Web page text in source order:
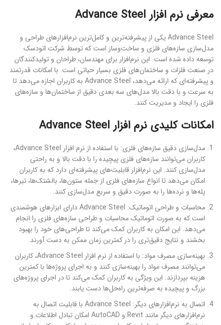
معرفی نرم افزار Advance Steel
Advance Steel یکی از پیشرفته‌ترین و کامل‌ترین نرم‌افزارهای طراحی و
مدل‌سازی سازه‌های فلزی و ساخت‌و‌ساز است که توسط شرکت اتودسک
توسعه داده شده است. این نرم‌افزار برای مهندسان، طراحان و تولیدکنندگان
در صنعت فلزات و ساختمان‌های فلزی بسیار حیاتی است. با امکانات قدرتمند
و پیشرفته‌ای که ارائه می‌دهد، Advance Steel به کاربران اجازه می‌دهد تا
به سرعت و با دقت بالا مدل‌های سه بعدی دقیق از ساختمان‌ها و سازه‌های
فلزی را ایجاد و مدیریت کنند.
امکانات کلیدی نرم افزار Advance Steel
مدل‌سازی دقیق سازه‌های فلزی: با استفاده از نرم افزار Advance Steel،
کاربران می‌توانند سازه‌های فلزی پیچیده را با دقت بالا و به راحتی
مدل‌سازی کنند. این نرم‌افزار قابلیت‌های پیشرفته‌ای دارد که به کاربران
امکان می‌دهد تا انواع سازه‌های فلزی از جمله ستون‌ها، بالشتک‌ها، تیرها،
پله‌ها و نرده‌ها را به صورت دقیق و سریع مدل‌سازی کنند.
محاسبات و طراحی اتوماتیک: Advance Steel دارای ابزارهای هوشمندی
است که به صورت اتوماتیک محاسبات و طراحی سازه‌های فلزی را انجام
می‌دهد. این امکان به کاربران کمک می‌کند تا طراحی‌های خود را بهبود
بخشند و نتایج دقیق‌تری را در کمترین زمان ممکن به دست آورند.
بهینه‌سازی مصرف مواد: با استفاده از نرم افزار Advance Steel، کاربران
می‌توانند مصرف مواد را بهینه‌سازی کنند و به اجرای پروژه‌ها با کمترین
هزینه بپردازند. این ویژگی به کاربران کمک می‌کند تا در اجرای پروژه‌های
بزرگ و پیچیده به صرفه‌ترین راه‌حل‌ها دست یابند.
اتصال به نرم‌افزارهای دیگر: Advance Steel با قابلیت اتصال به
نرم‌افزارهای دیگر مانند Revit و AutoCAD امکان تبادل اطلاعات و